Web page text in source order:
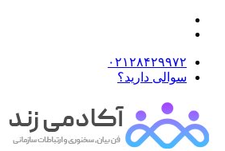
۰۲۱۲۸۴۲۹۹۷۲
سوالی دارید؟